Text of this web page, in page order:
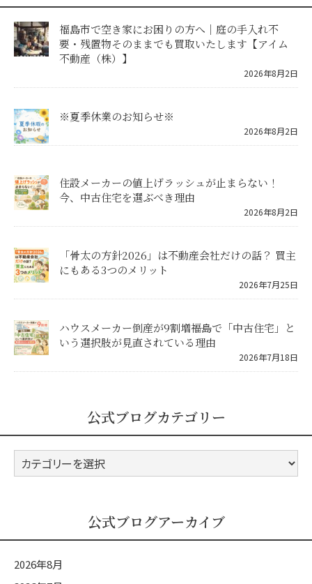
福島市で空き家にお困りの方へ｜庭の手入れ不
要・残置物そのままでも買取いたします【アイム
不動産（株）】
2026年8月2日
※夏季休業のお知らせ※
2026年8月2日
住設メーカーの値上げラッシュが止まらない！
今、中古住宅を選ぶべき理由
2026年8月2日
「骨太の方針2026」は不動産会社だけの話？ 買主
にもある3つのメリット
2026年7月25日
ハウスメーカー倒産が9割増――福島で「中古住宅」と
いう選択肢が見直されている理由
2026年7月18日
公式ブログカテゴリー
公
式
テ
公式ブログアーカイブ
2026年8月